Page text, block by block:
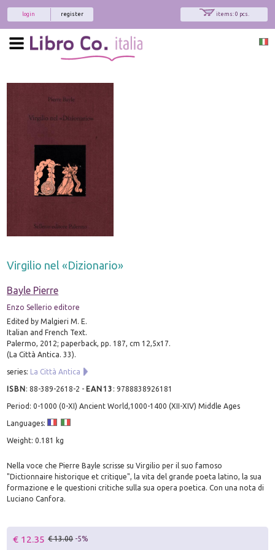
items: 0 pcs.
register
login
Virgilio nel «Dizionario»
Bayle Pierre
Enzo Sellerio editore
Edited by Malgieri M. E.
Italian and French Text.
Palermo, 2012; paperback, pp. 187, cm 12,5x17.
(La Città Antica. 33).
series: La Città Antica
ISBN:88-389-2618-2 - EAN13 :9788838926181
Period: 0-1000 (0-XI) Ancient World,1000-1400 (XII-XIV) Middle Ages
Languages:
Weight: 0.181 kg
Nella voce che Pierre Bayle scrisse su Virgilio per il suo famoso
"Dictionnaire historique et critique", la vita del grande poeta latino, la sua
formazione e le questioni critiche sulla sua opera poetica. Con una nota di
Luciano Canfora.
€ 12.35 € 13.00 -5%